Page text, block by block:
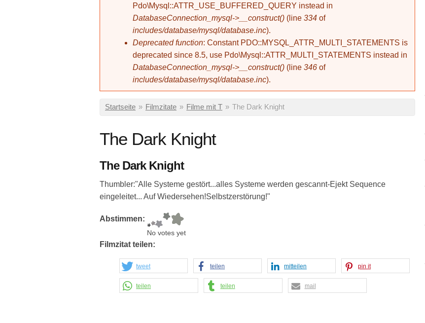
Pdo\Mysql::ATTR_USE_BUFFERED_QUERY instead in
DatabaseConnection_mysql->__construct() (line 334 of
includes/database/mysql/database.inc).
Deprecated function: Constant PDO::MYSQL_ATTR_MULTI_STATEMENTS is
deprecated since 8.5, use Pdo\Mysql::ATTR_MULTI_STATEMENTS instead in
DatabaseConnection_mysql->__construct() (line 346 of
includes/database/mysql/database.inc).
Sie sind hier
Startseite » Filmzitate » Filme mit T » The Dark Knight
The Dark Knight
The Dark Knight
Thumbler:"Alle Systeme gestört...alles Systeme werden gescannt-Ejekt Sequence
eingeleitet... Auf Wiedersehen!Selbstzerstörung!"
Abstimmen:
No votes yet
Filmzitat teilen:
tweet teilen mitteilen pin it
teilen teilen mail